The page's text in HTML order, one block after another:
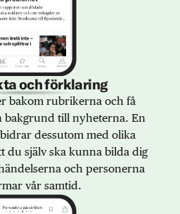
och förklaring
bakom rubrikerna och få
bakgrund till nyheterna. En
dessutom med olika
du själv ska kunna bilda dig
och personerna
vår samtid.